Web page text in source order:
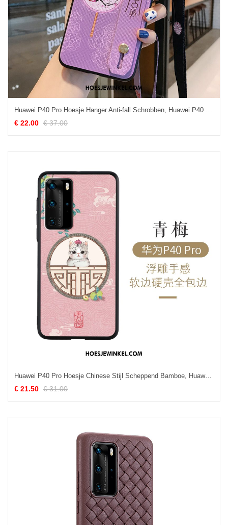
Huawei P40 Pro Hoesje Hanger Anti-fall Schrobben, Huawei P40 Pro Hoesje All Inclusive Siliconen
€ 22.00 € 37.00
Huawei P40 Pro Hoesje Chinese Stijl Scheppend Bamboe, Huawei P40 Pro Hoesje Anti-fall Persoonlijk
€ 21.50 € 31.00